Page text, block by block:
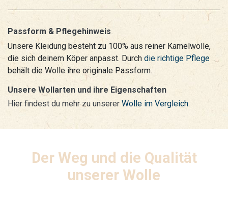
Passform & Pflegehinweis
Unsere Kleidung besteht zu 100% aus reiner Kamelwolle,
die sich deinem Köper anpasst. Durch die richtige Pflege
behält die Wolle ihre originale Passform.
Unsere Wollarten und ihre Eigenschaften
Hier findest du mehr zu unserer Wolle im Vergleich.
Der Weg und die Qualität
unserer Wolle